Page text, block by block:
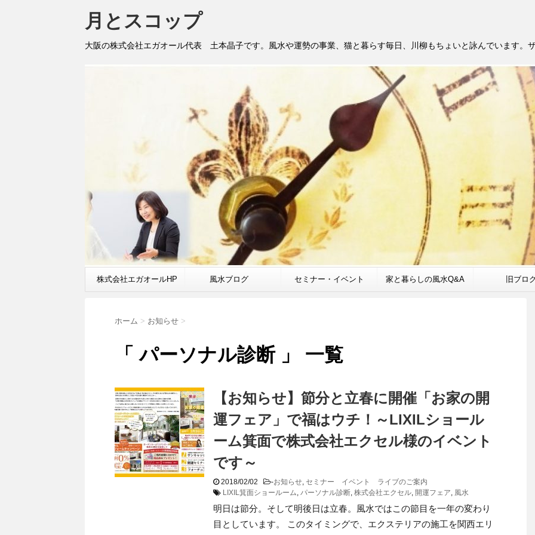
月とスコップ
大阪の株式会社エガオール代表 土本晶子です。風水や運勢の事業、猫と暮らす毎日、川柳もちょいと詠んでいます。
株式会社エガオールHP 風水ブログ セミナー・イベント 家と暮らしの風水Q&A 旧ブロ
ホーム > お知らせ >
「 パーソナル診断 」 一覧
【お知らせ】節分と立春に開催「お家の開
運フェア」で福はウチ！～LIXILショール
ーム箕面で株式会社エクセル様のイベント
です～
2018/02/02 -お知らせ, セミナー イベント ライブのご案内
LIXIL箕面ショールーム, パーソナル診断, 株式会社エクセル, 開運フェア, 風水
明日は節分。そして明後日は立春。風水ではこの節目を一年の変わり
目としています。 このタイミングで、エクステリアの施工を関西エリ